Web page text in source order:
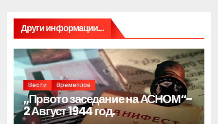
Други информации...
Вести Времеплов
„Првото заседание на АСНОМ“-
2 Август 1944 год.